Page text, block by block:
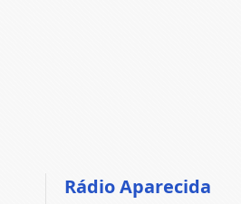
Rádio Aparecida